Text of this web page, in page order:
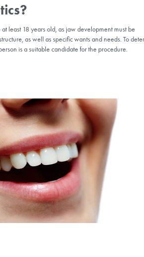
Dentistry? In
of dentistry that focuses on improving
to boost a person’s self-confidence
Smile Aesthetics?
usually requires individuals to be at
has a unique jaw and tooth
x-rays and assess whether the person